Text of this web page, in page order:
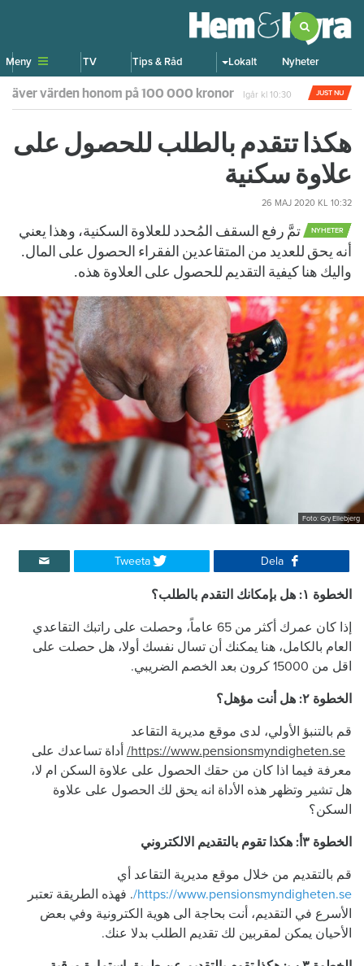
Nyheter
Lokalt
Tips & Råd
TV
Meny
JUST NU
värden honom på 100 000 kronor Igår kl 10:30
هكذا تتقدم بالطلب للحصول على
علاوة سكنية
26 MAJ 2020 KL 10:32
NYHETER
تمَّ رفع السقف المُحدد للعلاوة السكنية، وهذا يعني
أنه يحق للعديد من المتقاعدين الفقراء الحصول على المال.
واليك هنا كيفية التقديم للحصول على العلاوة هذه.
Foto: Gry Ellebjerg
Dela
Tweeta
الخطوة ١: هل بإمكانك التقدم بالطلب؟
إذا كان عمرك أكثر من 65 عاماً، وحصلت على راتبك التقاعدي
العام بالكامل، هنا يمكنك أن تسال نفسك أولا، هل حصلت على
اقل من 15000 كرون بعد الخصم الضريبي.
الخطوة ٢:
هل أنت مؤهل؟
قم بالتنبؤ الأولي، لدى موقع مديرية التقاعد
https://www.pensionsmyndigheten.se/ أداة تساعدك على
معرفة فيما اذا كان من حقك الحصول على علاوة السكن ام لا،
هل تشير وتظهر هذه الأداة انه يحق لك الحصول على علاوة
السكن؟
الخطوة ٣أ: هكذا تقوم بالتقديم الالكتروني
قم بالتقديم من خلال موقع مديرية التقاعد أي
https://www.pensionsmyndigheten.se/ . فهذه الطريقة تعتبر
الأسرع في التقديم، أنت بحاجة الى هوية الكترونية وفي بعض
الأحيان يمكن لمقربين لك تقديم الطلب بدلا عنك.